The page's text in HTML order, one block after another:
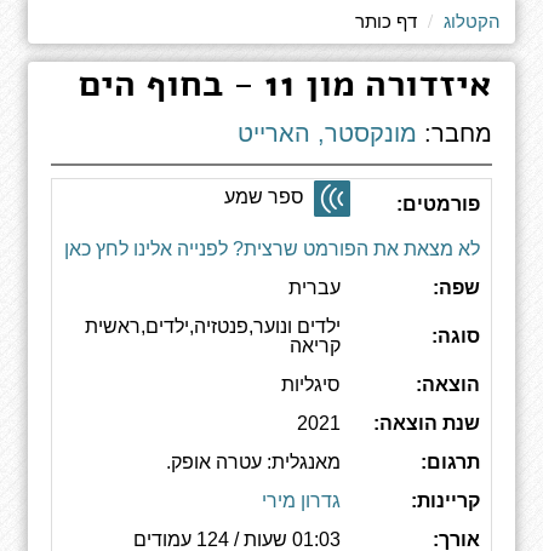
הקטלוג דף כותר
איזדורה מון 11 - בחוף הים
מחבר: מונקסטר, הארייט
פורמטים: ספר שמע
לא מצאת את הפורמט שרצית? לפנייה אלינו לחץ כאן
שפה:
עברית
סוגה:
ילדים ונוער,פנטזיה,ילדים,ראשית
קריאה
הוצאה:
סיגליות
שנת הוצאה:
2021
תרגום:
מאנגלית: עטרה אופק.
קריינות:
גדרון מירי
אורך:
01:03 שעות / 124 עמודים